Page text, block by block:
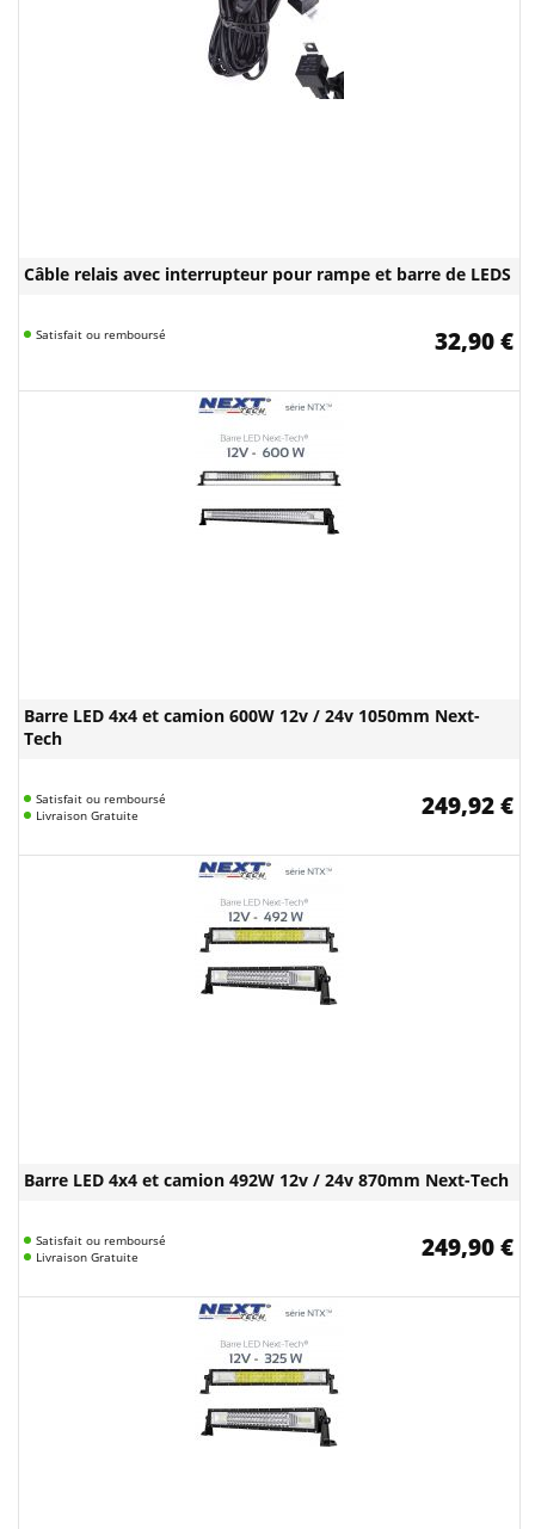
Câble relais avec interrupteur pour rampe et barre de LEDS
Satisfait ou remboursé 32,90 €
Barre LED 4x4 et camion 600W 12v / 24v 1050mm Next-
Tech
Satisfait ou remboursé
Livraison Gratuite
249,92 €
Barre LED 4x4 et camion 492W 12v / 24v 870mm Next-Tech
Satisfait ou remboursé
Livraison Gratuite
249,90 €